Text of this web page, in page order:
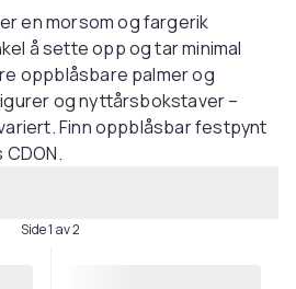
en morsom og fargerik
å sette opp og tar minimal
oppblåsbare palmer og
og nyttårsbokstaver –
Finn oppblåsbar festpynt
Side 1 av 2